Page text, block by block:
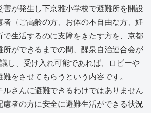
害が発生し下京雅小学校で避難所を開設
者（ご高齢の方、お体の不自由な方、妊
で生活するのに支障をきたす方を、京都
所ができるまでの間、醒泉自治連合会が
し、受け入れ可能であれば、ロビーや
をさせてもらうという内容です。
ルさんに避難できるわけではありません
慮者の方に安全に避難生活ができる状況